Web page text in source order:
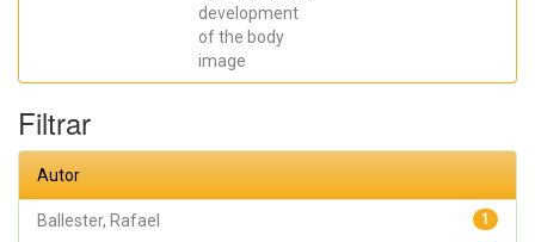
development
of the body
image
Filtrar
Autor
1
Ballester, Rafael